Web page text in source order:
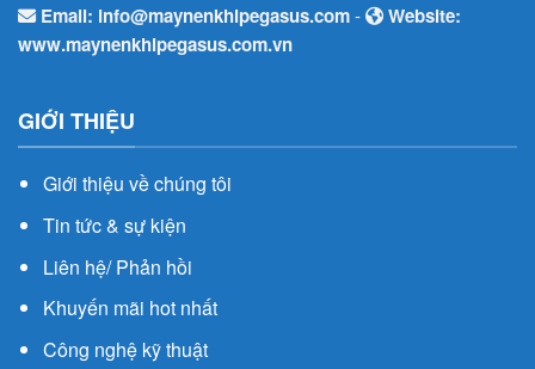
Email: info@maynenkhipegasus.com-
Website:
www.maynenkhipegasus.com.vn
GIỚI THIỆU
Giới thiệu về chúng tôi
Tin tức & sự kiện
Liên hệ/ Phản hồi
Khuyến mãi hot nhất
Công nghệ kỹ thuật